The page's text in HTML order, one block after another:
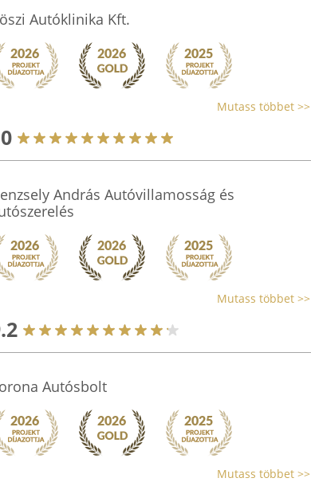
Autóklinika Kft.
Mutass többet >>
András Autóvillamosság és
Mutass többet >>
Autósbolt
Mutass többet >>